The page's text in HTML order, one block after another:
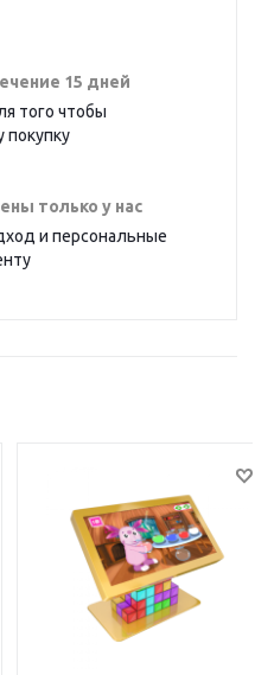
15 дней
того чтобы
покупку
только у нас
и персональные